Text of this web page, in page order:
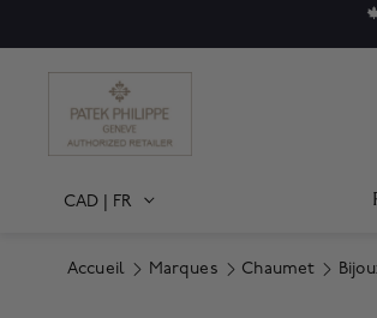
CAD | FR
Accueil Marques Chaumet